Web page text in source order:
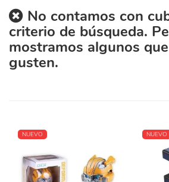
No contamos con
criterio de búsqueda.
mostramos algunos
gusten.
NUEVO NUEVO